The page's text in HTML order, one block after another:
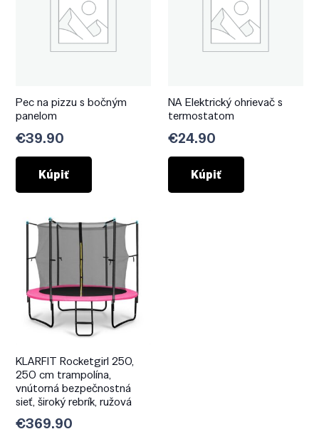
Pec na pizzu s bočným
panelom
€39.90
Kúpiť
NA Elektrický ohrievač s
termostatom
€24.90
Kúpiť
KLARFIT Rocketgirl 250,
250 cm trampolína,
vnútorná bezpečnostná
sieť, široký rebrík, ružová
€369.90